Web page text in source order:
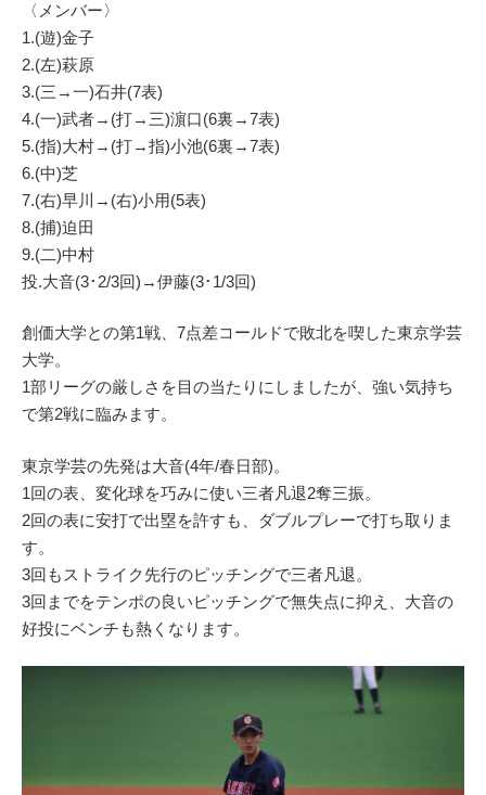
〈メンバー〉
1.(遊)金子
2.(左)萩原
3.(三→一)石井(7表)
4.(一)武者→(打→三)濵口(6裏→7表)
5.(指)大村→(打→指)小池(6裏→7表)
6.(中)芝
7.(右)早川→(右)小用(5表)
8.(捕)迫田
9.(二)中村
投.大音(3･2/3回)→伊藤(3･1/3回)
創価大学との第1戦、7点差コールドで敗北を喫した東京学芸
大学。
1部リーグの厳しさを目の当たりにしましたが、強い気持ち
で第2戦に臨みます。
東京学芸の先発は大音(4年/春日部)。
1回の表、変化球を巧みに使い三者凡退2奪三振。
2回の表に安打で出塁を許すも、ダブルプレーで打ち取りま
す。
3回もストライク先行のピッチングで三者凡退。
3回までをテンポの良いピッチングで無失点に抑え、大音の
好投にベンチも熱くなります。